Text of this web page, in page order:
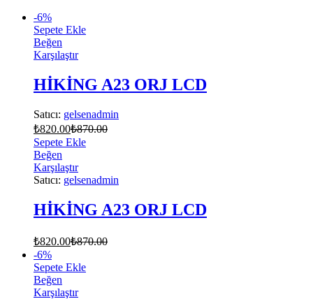
-6%
Sepete Ekle
Beğen
Karşılaştır
HİKİNG A23 ORJ LCD
Satıcı: gelsenadmin
₺820.00₺870.00
Sepete Ekle
Beğen
Karşılaştır
Satıcı: gelsenadmin
HİKİNG A23 ORJ LCD
₺820.00₺870.00
-6%
Sepete Ekle
Beğen
Karşılaştır